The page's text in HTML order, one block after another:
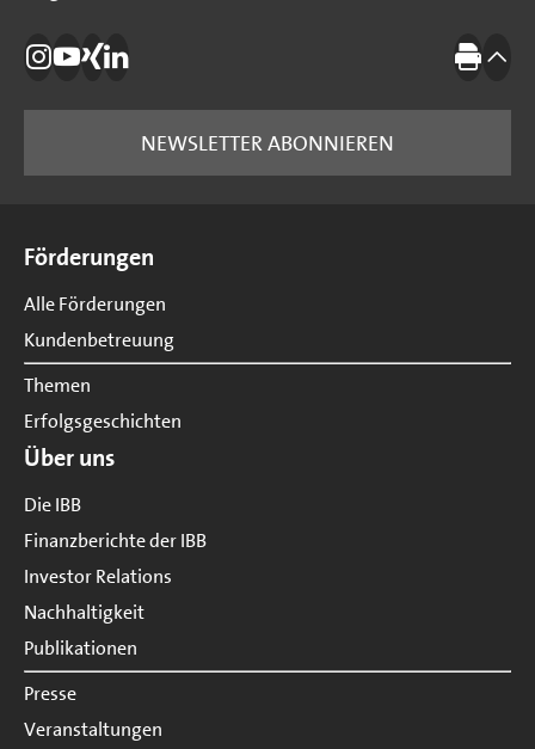
Die IBB auf Instagram
Die IBB auf YouTube
Die IBB auf Xing
Die IBB auf LinkedIn Drucken
NEWSLETTER ABONNIEREN
Förderungen
Alle Förderungen
Kundenbetreuung
Themen
Erfolgsgeschichten
Über uns
Die IBB
Finanzberichte der IBB
Investor Relations
Nachhaltigkeit
Publikationen
Presse
Veranstaltungen